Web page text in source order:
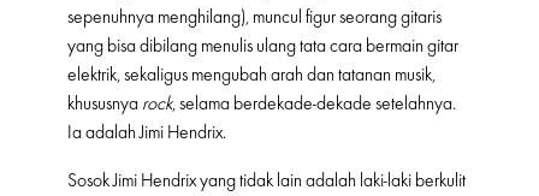
sepenuhnya menghilang), muncul figur seorang gitaris
yang bisa dibilang menulis ulang tata cara bermain gitar
elektrik, sekaligus mengubah arah dan tatanan musik,
khususnya rock, selama berdekade-dekade setelahnya.
Ia adalah Jimi Hendrix.
Sosok Jimi Hendrix yang tidak lain adalah laki-laki berkulit